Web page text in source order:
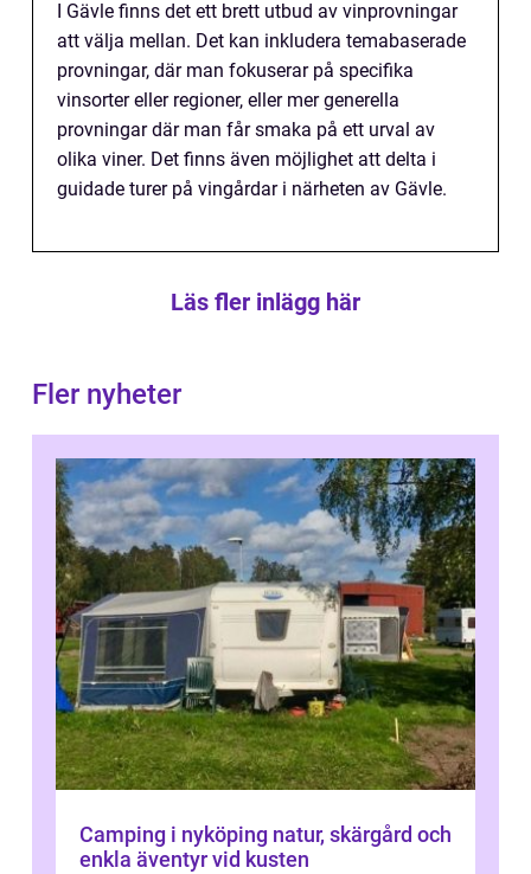
I Gävle finns det ett brett utbud av vinprovningar
att välja mellan. Det kan inkludera temabaserade
provningar, där man fokuserar på specifika
vinsorter eller regioner, eller mer generella
provningar där man får smaka på ett urval av
olika viner. Det finns även möjlighet att delta i
guidade turer på vingårdar i närheten av Gävle.
Läs fler inlägg här
Fler nyheter
Camping i nyköping natur, skärgård och
enkla äventyr vid kusten